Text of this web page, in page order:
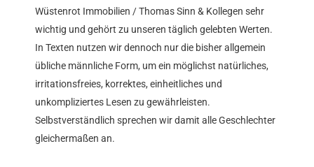
Wüstenrot Immobilien / Thomas Sinn & Kollegen sehr
wichtig und gehört zu unseren täglich gelebten Werten.
In Texten nutzen wir dennoch nur die bisher allgemein
übliche männliche Form, um ein möglichst natürliches,
irritationsfreies, korrektes, einheitliches und
unkompliziertes Lesen zu gewährleisten.
Selbstverständlich sprechen wir damit alle Geschlechter
gleichermaßen an.